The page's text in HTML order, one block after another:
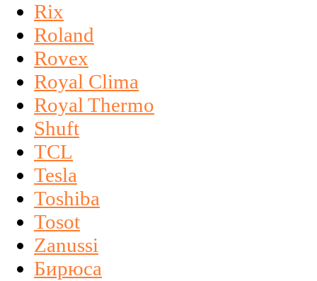
Rix
Roland
Rovex
Royal Clima
Royal Thermo
Shuft
TCL
Tesla
Toshiba
Tosot
Zanussi
Бирюса